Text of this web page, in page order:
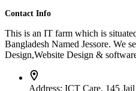
Contact Info
This is an IT farm which is
Bangladesh Named Jessore. We
Design,Website Design &
Address: ICT Care, 145 Jail